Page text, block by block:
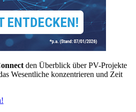
den Überblick über PV-Projekte
Wesentliche konzentrieren und Zeit